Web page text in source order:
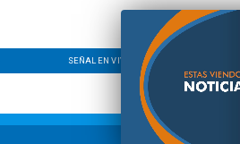
SEÑAL EN VIVO